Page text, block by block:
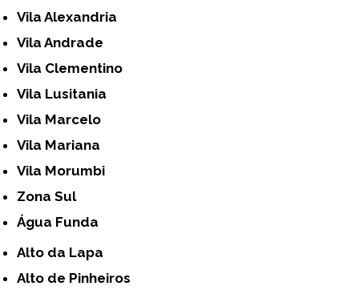
Vila Alexandria
Vila Andrade
Vila Clementino
Vila Lusitania
Vila Marcelo
Vila Mariana
Vila Morumbi
Zona Sul
Água Funda
Alto da Lapa
Alto de Pinheiros